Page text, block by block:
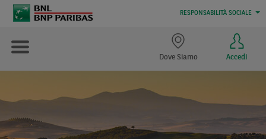
RESPONSABILITÀ SOCIALE
Accedi
Dove Siamo